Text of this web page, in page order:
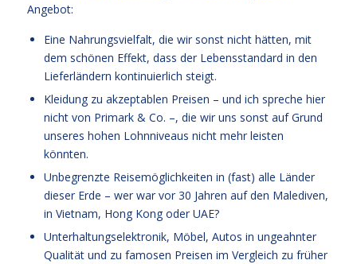
Angebot:
Eine Nahrungsvielfalt, die wir sonst nicht hätten, mit
dem schönen Effekt, dass der Lebensstandard in den
Lieferländern kontinuierlich steigt.
Kleidung zu akzeptablen Preisen – und ich spreche hier
nicht von Primark & Co. –, die wir uns sonst auf Grund
unseres hohen Lohnniveaus nicht mehr leisten
könnten.
Unbegrenzte Reisemöglichkeiten in (fast) alle Länder
dieser Erde – wer war vor 30 Jahren auf den Malediven,
in Vietnam, Hong Kong oder UAE?
Unterhaltungselektronik, Möbel, Autos in ungeahnter
Qualität und zu famosen Preisen im Vergleich zu früher